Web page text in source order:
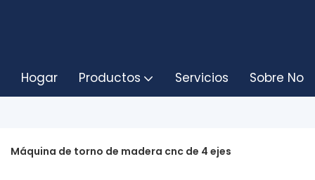
Hogar Productos Servicios Sobre
Máquina de torno de madera cnc de 4 ejes